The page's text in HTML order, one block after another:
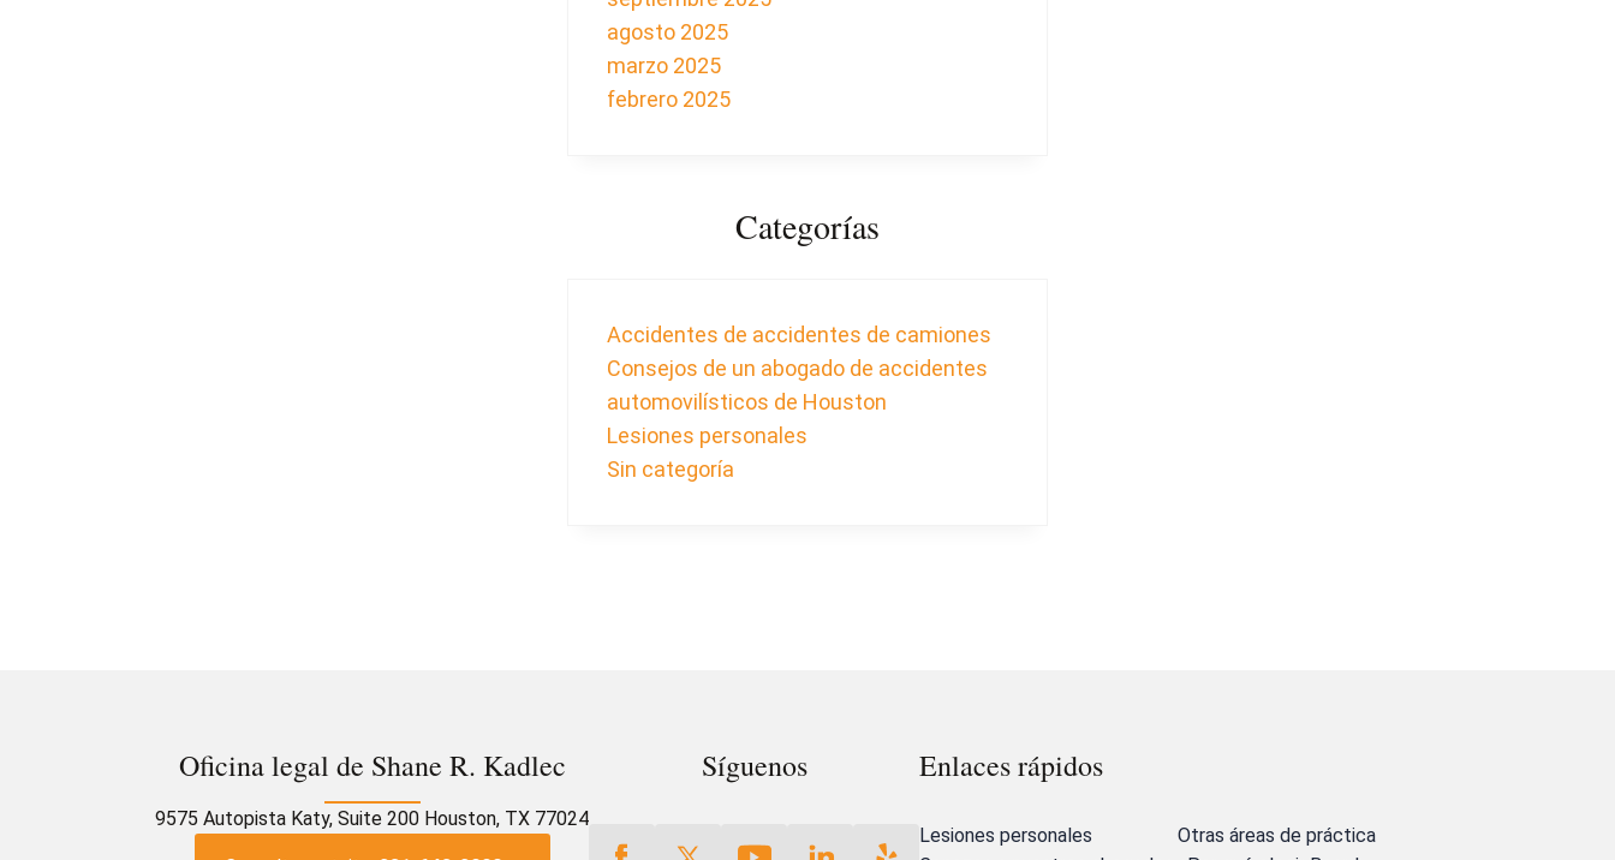
agosto 2025
marzo 2025
febrero 2025
Categorías
Accidentes de accidentes de camiones
Consejos de un abogado de accidentes
automovilísticos de Houston
Lesiones personales
Sin categoría
Oficina legal de Shane R. Kadlec
9575 Autopista Katy, Suite 200 Houston, TX 77024
Síguenos Enlaces rápidos
Lesiones personales
Otras áreas de práctica